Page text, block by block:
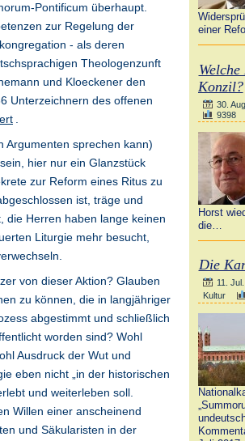
Pontificum überhaupt.
zur Regelung der
- als deren
Theologenzunft
und Kloeckener den
Unterzeichnern des offenen
Argumenten sprechen kann)
hier nur ein Glanzstück
zur Reform eines Ritus zu
ist, träge und
die Herren haben lange keinen
Liturgie mehr besucht,
von dieser Aktion? Glauben
zu können, die in langjähriger
abgestimmt und schließlich
worden sind? Wohl
Ausdruck der Wut und
eben nicht „in der historischen
und weiterleben soll.
Willen einer anscheinend
und Säkularisten in der
einer
Konzil?
30.
9398
Horst
die…
Die
11.
Kultur